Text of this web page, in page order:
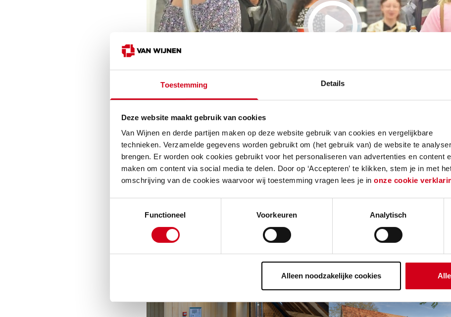
Toestemming Details
Deze website maakt gebruik van cookies
Van Wijnen en derde partijen maken op deze website gebruik van cookies en vergelijkbare
technieken. Verzamelde gegevens worden gebruikt om (het gebruik van) de website te
brengen. Er worden ook cookies gebruikt voor het personaliseren van advertenties en content
maken om content via social media te delen. Door op ‘Accepteren’ te klikken, stem je in met
omschrijving van de cookies waarvoor wij toestemming vragen lees je in onze cookie
Functioneel
Voorkeuren Analytisch
Alleen noodzakelijke cookies
Eigentijdse renovatie
Gezamenlijk met ZOwonen en LEVANTOgroep ontwikkelden wij het
wonen. De studio’s hebben ieder een transformatie ondergaan die
de bewoners waarborgen. Wijzigingen aan het exterieur en binnen
refereren op een eigentijdse wijze naar de oude en kenmerkende